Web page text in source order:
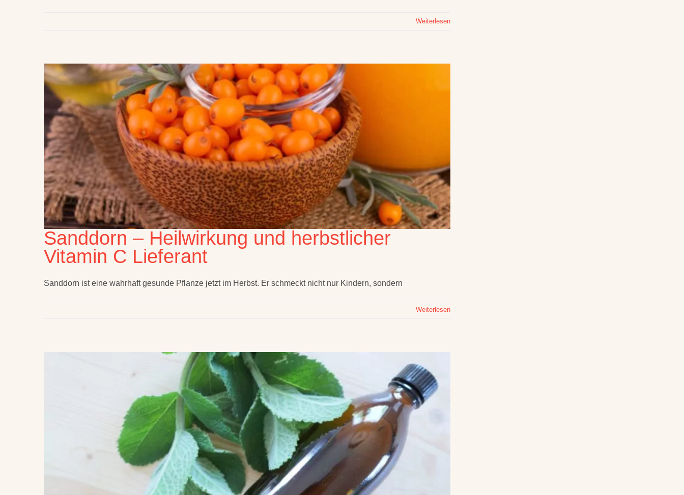
Weiterlesen
Sanddorn – Heilwirkung und herbstlicher
Vitamin C Lieferant
Sanddorn ist eine wahrhaft gesunde Pflanze jetzt im Herbst. Er schmeckt nicht nur Kindern, sondern
Weiterlesen